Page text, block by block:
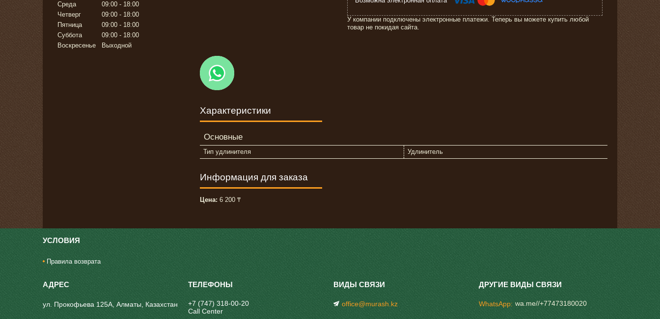
У компании подключены электронные платежи. Теперь вы можете купить любой
товар не покидая сайта.
Характеристики
Основные
Тип удлинителя Удлинитель
Информация для заказа
Цена: 6 200 ₸
Среда
09:00
18:00
Четверг
09:00
18:00
Пятница
09:00
18:00
Суббота
09:00
18:00
Воскресенье
Выходной
УСЛОВИЯ
Правила возврата
ул. Прокофьева 125А, Алматы, Казахстан
+7 (747) 318-00-20
Call Center
office@murash.kz WhatsApp wa.me//+77473180020